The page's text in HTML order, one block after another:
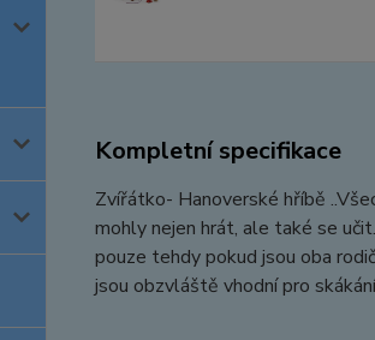
Kompletní specifikace
Zvířátko- Hanoverské hříbě
mohly nejen hrát, ale také se
pouze tehdy pokud jsou oba
jsou obzvláště vhodní pro